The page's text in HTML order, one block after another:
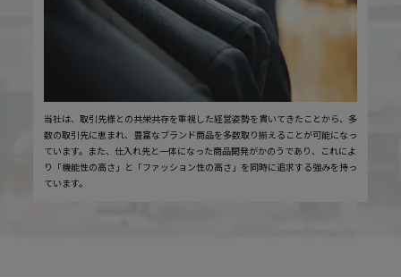
当社は、取引先様との共栄共存を重視した経営姿勢を貫いてきたことから、多
数の取引先に恵まれ、豊富なブランド商品を多数取り揃えることが可能になっ
ています。また、仕入れ先と一体になった商品開発がかのうであり、これによ
り「機能性の高さ」と「ファッション性の高さ」を同時に追求する強みを持っ
ています。